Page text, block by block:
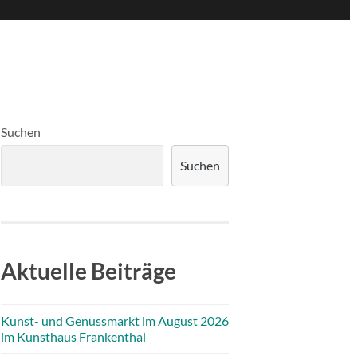
Suchen
Suchen
Aktuelle Beiträge
Kunst- und Genussmarkt im August 2026
im Kunsthaus Frankenthal